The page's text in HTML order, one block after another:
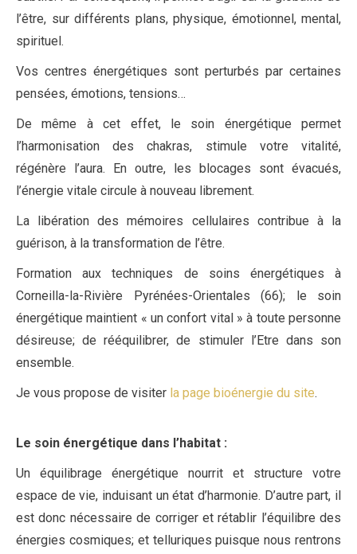
l’être, sur différents plans, physique, émotionnel, mental,
spirituel.
Vos centres énergétiques sont perturbés par certaines
pensées, émotions, tensions…
De même à cet effet, le soin énergétique permet
l’harmonisation des chakras, stimule votre vitalité,
régénère l’aura. En outre, les blocages sont évacués,
l’énergie vitale circule à nouveau librement.
La libération des mémoires cellulaires contribue à la
guérison, à la transformation de l’être.
Formation aux techniques de soins énergétiques à
Corneilla-la-Rivière Pyrénées-Orientales (66); le soin
énergétique maintient « un confort vital » à toute personne
désireuse; de rééquilibrer, de stimuler l’Etre dans son
ensemble.
Je vous propose de visiter la page bioénergie du site.
Le soin énergétique dans l’habitat :
Un équilibrage énergétique nourrit et structure votre
espace de vie, induisant un état d’harmonie. D’autre part, il
est donc nécessaire de corriger et rétablir l’équilibre des
énergies cosmiques; et telluriques puisque nous rentrons